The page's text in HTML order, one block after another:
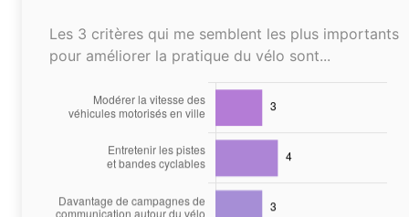
Les 3 critères qui me semblent les plus importants
pour améliorer la pratique du vélo sont...